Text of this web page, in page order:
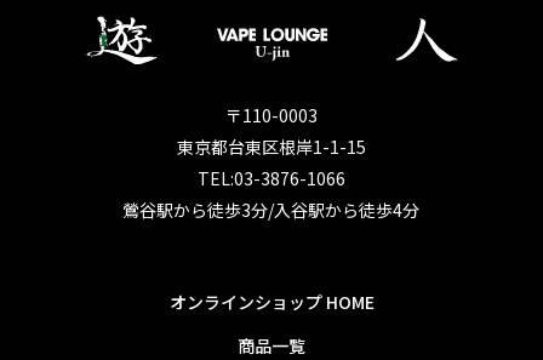
〒110-0003
東京都台東区根岸1-1-15
TEL:03-3876-1066
鶯谷駅から徒歩3分/入谷駅から徒歩4分
オンラインショップ HOME
商品一覧